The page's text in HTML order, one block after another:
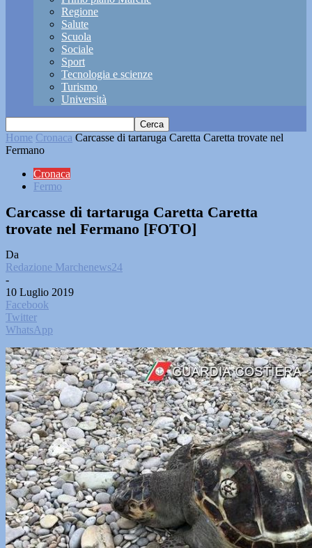
Regione
Salute
Scuola
Sociale
Sport
Tecnologia e scienze
Turismo
Università
Home Cronaca Carcasse di tartaruga Caretta Caretta trovate nel
Fermano
Cronaca
Fermo
Carcasse di tartaruga Caretta Caretta
trovate nel Fermano [FOTO]
Da
Redazione Marchenews24
-
10 Luglio 2019
Facebook
Twitter
WhatsApp